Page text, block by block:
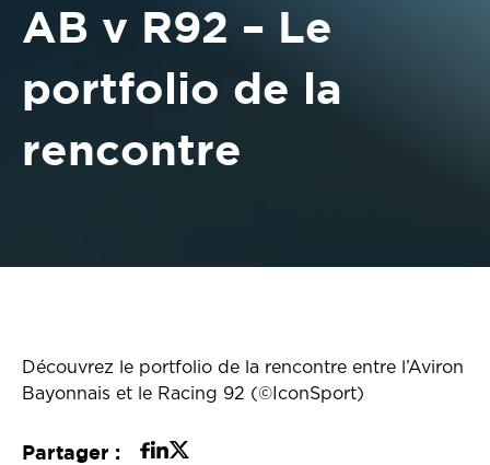
AB v R92 – Le
portfolio de la
rencontre
Découvrez le portfolio de la rencontre entre l’Aviron
Bayonnais et le Racing 92 (©IconSport)
Partager :